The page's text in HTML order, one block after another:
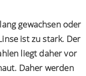
gewachsen oder
ist zu stark. Der
liegt daher vor
Daher werden